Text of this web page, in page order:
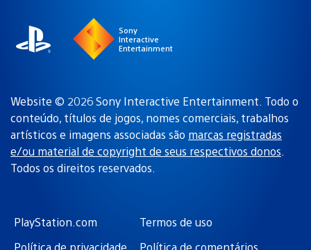
Sony
Interactive
Entertainment
Website © 2026 Sony Interactive Entertainment. Todo o
conteúdo, títulos de jogos, nomes comerciais, trabalhos
artísticos e imagens associadas são marcas registradas
e/ou material de copyright de seus respectivos donos.
Todos os direitos reservados.
PlayStation.com
Termos de uso
Política de privacidade
Política de comentários